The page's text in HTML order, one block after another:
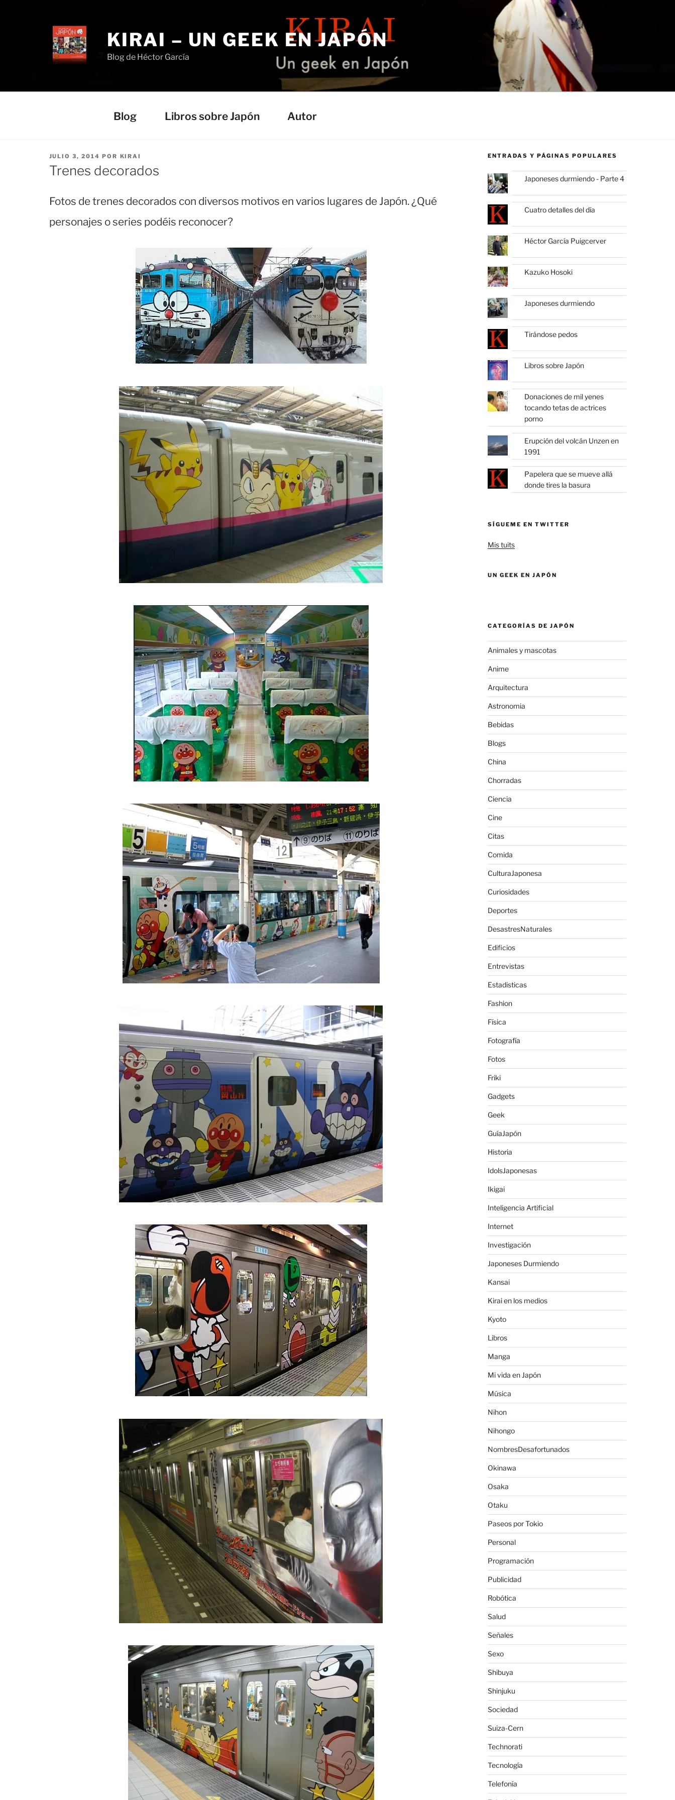
KIRAI – UN GEEK EN JAPÓN
Blog de Héctor García
Blog Libros sobre Japón Autor
PUBLICADO
EL
JULIO 3, 2014 POR KIRAI
Trenes decorados
Fotos de trenes decorados con diversos motivos en varios lugares de Japón. ¿Qué
personajes o series podéis reconocer?
ENTRADAS Y PÁGINAS POPULARES
Japoneses durmiendo - Parte 4
Cuatro detalles del día
Héctor García Puigcerver
Kazuko Hosoki
Japoneses durmiendo
Tirándose pedos
Libros sobre Japón
Donaciones de mil yenes
tocando tetas de actrices
porno
Erupción del volcán Unzen en
1991
Papelera que se mueve allá
donde tires la basura
SÍGUEME EN TWITTER
Mis tuits
UN GEEK EN JAPÓN
CATEGORÍAS DE JAPÓN
Animales y mascotas
Anime
Arquitectura
Astronomia
Bebidas
Blogs
China
Chorradas
Ciencia
Cine
Citas
Comida
CulturaJaponesa
Curiosidades
Deportes
DesastresNaturales
Edificios
Entrevistas
Estadisticas
Fashion
Física
Fotografía
Fotos
Friki
Gadgets
Geek
GuíaJapón
Historia
IdolsJaponesas
Ikigai
Inteligencia Artificial
Internet
Investigación
Japoneses Durmiendo
Kansai
Kirai en los medios
Kyoto
Libros
Manga
Mi vida en Japón
Música
Nihon
Nihongo
NombresDesafortunados
Okinawa
Osaka
Otaku
Paseos por Tokio
Personal
Programación
Publicidad
Robótica
Salud
Señales
Sexo
Shibuya
Shinjuku
Sociedad
Suiza-Cern
Technorati
Tecnología
Telefonía